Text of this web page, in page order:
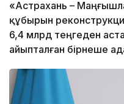
«Астрахань –
құбырын
6,4 млрд теңгеден
айыпталған бірнеше